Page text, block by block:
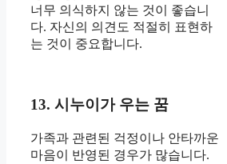
너무 의식하지 않는 것이 좋습니
다. 자신의 의견도 적절히 표현하
는 것이 중요합니다.
13. 시누이가 우는 꿈
가족과 관련된 걱정이나 안타까운
마음이 반영된 경우가 많습니다.